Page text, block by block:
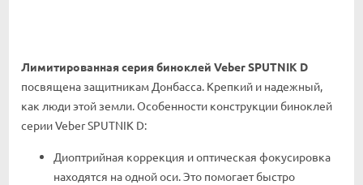
Лимитированная серия биноклей Veber SPUTNIK D
посвящена защитникам Донбасса. Крепкий и надежный,
как люди этой земли. Особенности конструкции биноклей
серии Veber SPUTNIK D:
Диоптрийная коррекция и оптическая фокусировка
находятся на одной оси. Это помогает быстро